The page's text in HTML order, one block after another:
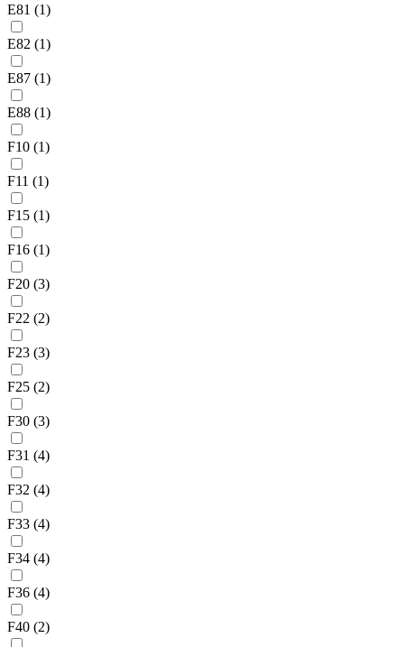
E81 (1)
E82 (1)
E87 (1)
E88 (1)
F10 (1)
F11 (1)
F15 (1)
F16 (1)
F20 (3)
F22 (2)
F23 (3)
F25 (2)
F30 (3)
F31 (4)
F32 (4)
F33 (4)
F34 (4)
F36 (4)
F40 (2)